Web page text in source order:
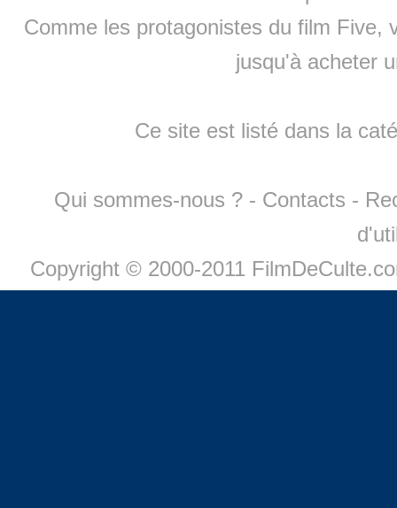
Comme les protagonistes du film Five,
jusqu'à acheter
Ce site est listé dans la
Qui sommes-nous ? - Contacts -
Copyright © 2000-2011